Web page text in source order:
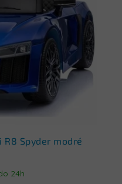
Spyder modré
24h